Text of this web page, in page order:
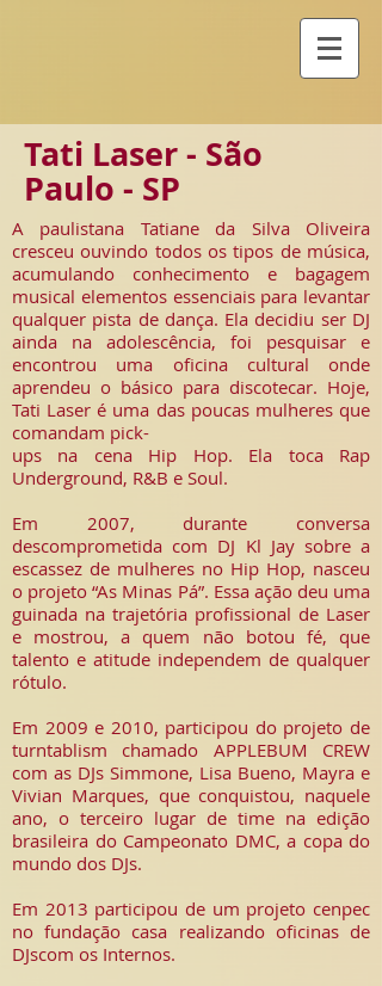
Tati Laser - São
Paulo - SP
A paulistana Tatiane da Silva Oliveira
cresceu ouvindo todos os tipos de música,
acumulando conhecimento e bagagem
musical elementos essenciais para levantar
qualquer pista de dança. Ela decidiu ser DJ
ainda na adolescência, foi pesquisar e
encontrou uma oficina cultural onde
aprendeu o básico para discotecar. Hoje,
Tati Laser é uma das poucas mulheres que
comandam pick-
ups na cena Hip Hop. Ela toca Rap
Underground, R&B e Soul.
Em 2007, durante conversa
descomprometida com DJ Kl Jay sobre a
escassez de mulheres no Hip Hop, nasceu
o projeto “As Minas Pá”. Essa ação deu uma
guinada na trajetória profissional de Laser
e mostrou, a quem não botou fé, que
talento e atitude independem de qualquer
rótulo.
Em 2009 e 2010, participou do projeto de
turntablism chamado APPLEBUM CREW
com as DJs Simmone, Lisa Bueno, Mayra e
Vivian Marques, que conquistou, naquele
ano, o terceiro lugar de time na edição
brasileira do Campeonato DMC, a copa do
mundo dos DJs.
Em 2013 participou de um projeto cenpec
no fundação casa realizando oficinas de
DJscom os Internos.